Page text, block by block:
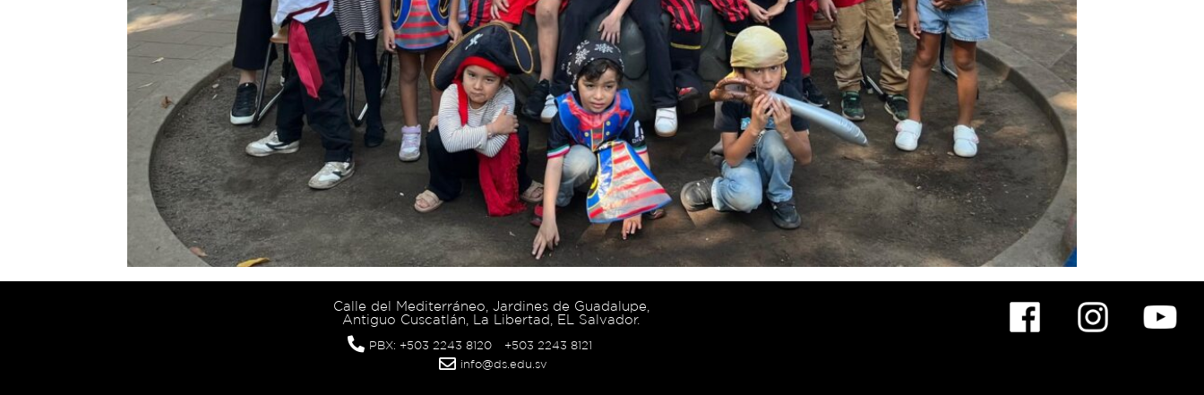
Calle del Mediterráneo, Jardines de Guadalupe,
Antiguo Cuscatlán, La Libertad, EL Salvador.
PBX: +503 2243 8120
+503 2243 8121
info@ds.edu.sv